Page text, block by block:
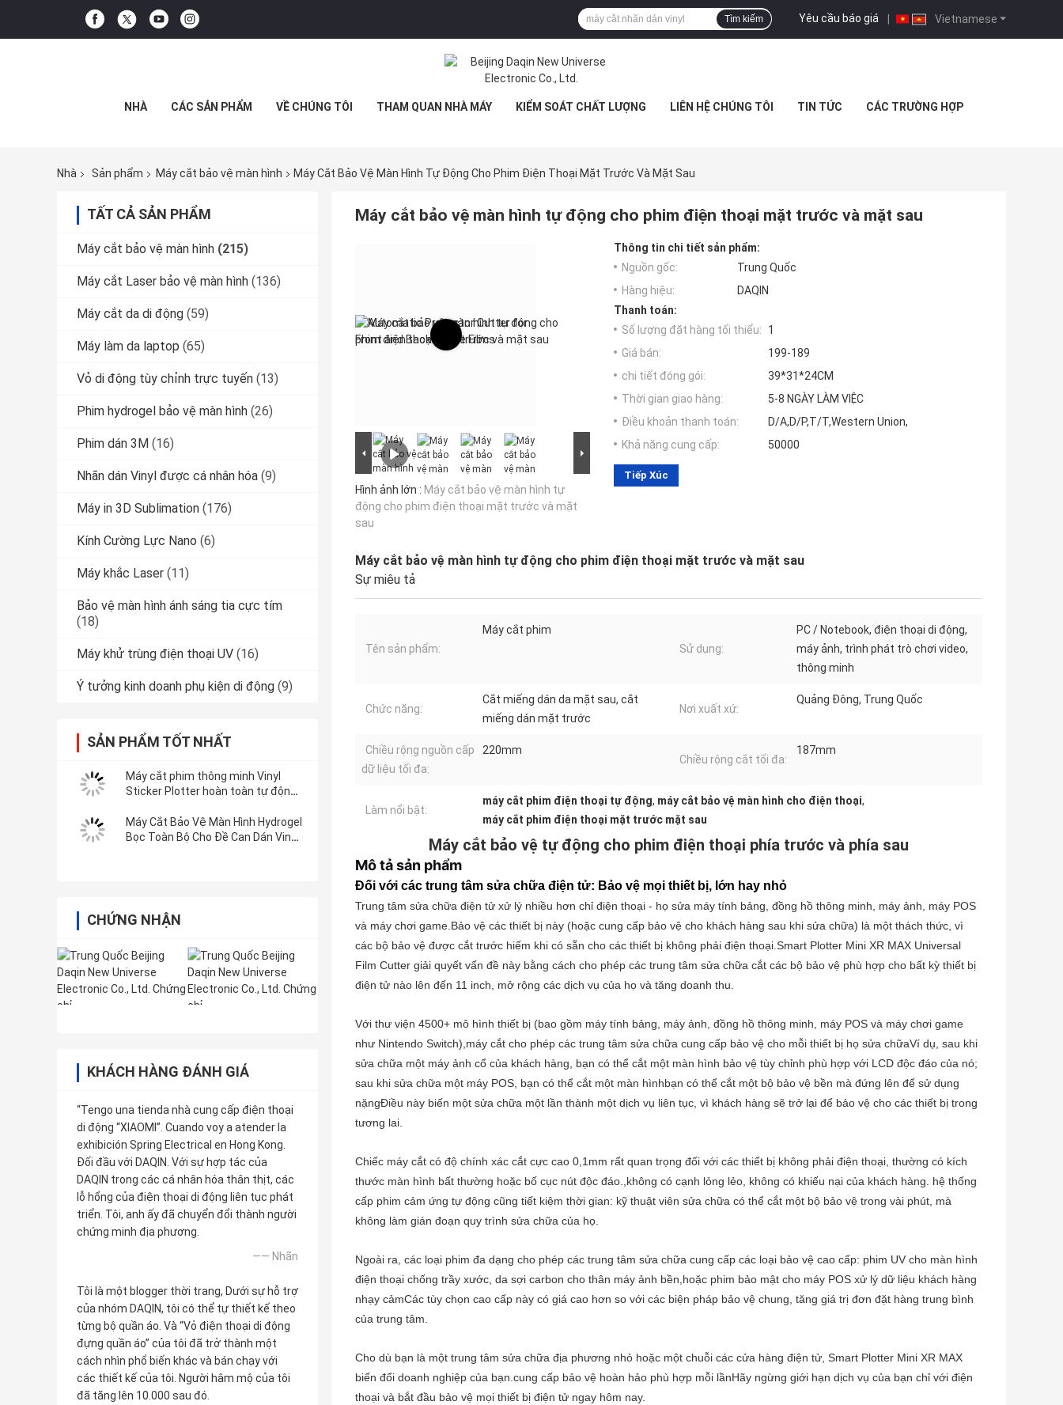
Vietnamese
Yêu cầu báo giá |
Tìm kiếm
NHÀ CÁC SẢN PHẨM VỀ CHÚNG TÔI THAM QUAN NHÀ MÁY KIỂM SOÁT CHẤT LƯỢNG LIÊN HỆ CHÚNG TÔI TIN TỨC CÁC TRƯỜNG HỢP
Nhà Sản phẩm Máy cắt bảo vệ màn hình Máy Cắt Bảo Vệ Màn Hình Tự Động Cho Phim Điện Thoại Mặt Trước Và Mặt Sau
TẤT CẢ SẢN PHẨM
Máy cắt bảo vệ màn hình (215)
Máy cắt Laser bảo vệ màn hình (136)
Máy cắt da di động (59)
Máy làm da laptop (65)
Vỏ di động tùy chỉnh trực tuyến (13)
Phim hydrogel bảo vệ màn hình (26)
Phim dán 3M (16)
Nhãn dán Vinyl được cá nhân hóa (9)
Máy in 3D Sublimation (176)
Kính Cường Lực Nano (6)
Máy khắc Laser (11)
Bảo vệ màn hình ánh sáng tia cực tím
(18)
Máy khử trùng điện thoại UV (16)
Ý tưởng kinh doanh phụ kiện di động (9)
SẢN PHẨM TỐT NHẤT
Máy cắt phim thông minh Vinyl
Sticker Plotter hoàn toàn tự động
Máy Cắt Bảo Vệ Màn Hình Hydrogel
Bọc Toàn Bộ Cho Đề Can Dán Vinyl
CHỨNG NHẬN
KHÁCH HÀNG ĐÁNH GIÁ
“Tengo una tienda nhà cung cấp điện thoại
di động “XIAOMI”. Cuando voy a atender la
exhibición Spring Electrical en Hong Kong.
Đối đầu với DAQIN. Với sự hợp tác của
DAQIN trong các cá nhân hóa thân thịt, các
lỗ hổng của điện thoại di động liên tục phát
triển. Tôi, anh ấy đã chuyển đổi thành người
chứng minh địa phương.
—— Nhãn
Tôi là một blogger thời trang, Dưới sự hỗ trợ
của nhóm DAQIN, tôi có thể tự thiết kế theo
từng bộ quần áo. Và “Vỏ điện thoại di động
đựng quần áo” của tôi đã trở thành một
cách nhìn phổ biến khác và bán chạy với
các thiết kế của tôi. Người hâm mộ của tôi
đã tăng lên 10.000 sau đó.
Máy cắt bảo vệ màn hình tự động cho phim điện thoại mặt trước và mặt sau
Hình ảnh lớn : Máy cắt bảo vệ màn hình tự
động cho phim điện thoại mặt trước và mặt
sau
Thông tin chi tiết sản phẩm:
Nguồn gốc:
Trung Quốc
Hàng hiệu:
DAQIN
Thanh toán:
Số lượng đặt hàng tối thiểu:
1
Giá bán:
199-189
chi tiết đóng gói:
39*31*24CM
Thời gian giao hàng:
5-8 NGÀY LÀM VIỆC
Điều khoản thanh toán:
D/A,D/P,T/T,Western Union,
Khả năng cung cấp:
50000
Tiếp Xúc
Máy cắt bảo vệ màn hình tự động cho phim điện thoại mặt trước và mặt sau
Sự miêu tả
Tên sản phẩm:
Máy cắt phim
Sử dụng:
PC / Notebook, điện thoại di động,
máy ảnh, trình phát trò chơi video,
thông minh
Chức năng:
Cắt miếng dán da mặt sau, cắt
miếng dán mặt trước
Nơi xuất xứ:
Quảng Đông, Trung Quốc
Chiều rộng nguồn cấp
dữ liệu tối đa:
220mm
Chiều rộng cắt tối đa:
187mm
Làm nổi bật:
máy cắt phim điện thoại tự động, máy cắt bảo vệ màn hình cho điện thoại,
máy cắt phim điện thoại mặt trước mặt sau
Máy cắt bảo vệ tự động cho phim điện thoại phía trước và phía sau
Mô tả sản phẩm
Đối với các trung tâm sửa chữa điện tử: Bảo vệ mọi thiết bị, lớn hay nhỏ
Trung tâm sửa chữa điện tử xử lý nhiều hơn chỉ điện thoại - họ sửa máy tính bảng, đồng hồ thông minh, máy ảnh, máy POS
và máy chơi game.Bảo vệ các thiết bị này (hoặc cung cấp bảo vệ cho khách hàng sau khi sửa chữa) là một thách thức, vì
các bộ bảo vệ được cắt trước hiếm khi có sẵn cho các thiết bị không phải điện thoại.Smart Plotter Mini XR MAX Universal
Film Cutter giải quyết vấn đề này bằng cách cho phép các trung tâm sửa chữa cắt các bộ bảo vệ phù hợp cho bất kỳ thiết bị
điện tử nào lên đến 11 inch, mở rộng các dịch vụ của họ và tăng doanh thu.
Với thư viện 4500+ mô hình thiết bị (bao gồm máy tính bảng, máy ảnh, đồng hồ thông minh, máy POS và máy chơi game
như Nintendo Switch),máy cắt cho phép các trung tâm sửa chữa cung cấp bảo vệ cho mỗi thiết bị họ sửa chữaVí dụ, sau khi
sửa chữa một máy ảnh cổ của khách hàng, bạn có thể cắt một màn hình bảo vệ tùy chỉnh phù hợp với LCD độc đáo của nó;
sau khi sửa chữa một máy POS, bạn có thể cắt một màn hìnhbạn có thể cắt một bộ bảo vệ bền mà đứng lên để sử dụng
nặngĐiều này biến một sửa chữa một lần thành một dịch vụ liên tục, vì khách hàng sẽ trở lại để bảo vệ cho các thiết bị trong
tương lai.
Chiếc máy cắt có độ chính xác cắt cực cao 0,1mm rất quan trọng đối với các thiết bị không phải điện thoại, thường có kích
thước màn hình bất thường hoặc bố cục nút độc đáo.,không có cạnh lỏng lẻo, không có khiếu nại của khách hàng. hệ thống
cấp phim cảm ứng tự động cũng tiết kiệm thời gian: kỹ thuật viên sửa chữa có thể cắt một bộ bảo vệ trong vài phút, mà
không làm gián đoạn quy trình sửa chữa của họ.
Ngoài ra, các loại phim đa dạng cho phép các trung tâm sửa chữa cung cấp các loại bảo vệ cao cấp: phim UV cho màn hình
điện thoại chống trầy xước, da sợi carbon cho thân máy ảnh bền,hoặc phim bảo mật cho máy POS xử lý dữ liệu khách hàng
nhạy cảmCác tùy chọn cao cấp này có giá cao hơn so với các biện pháp bảo vệ chung, tăng giá trị đơn đặt hàng trung bình
của trung tâm.
Cho dù bạn là một trung tâm sửa chữa địa phương nhỏ hoặc một chuỗi các cửa hàng điện tử, Smart Plotter Mini XR MAX
biến đổi doanh nghiệp của bạn.cung cấp bảo vệ hoàn hảo phù hợp mỗi lầnHãy ngừng giới hạn dịch vụ của bạn chỉ với điện
thoại và bắt đầu bảo vệ mọi thiết bị điện tử ngay hôm nay.